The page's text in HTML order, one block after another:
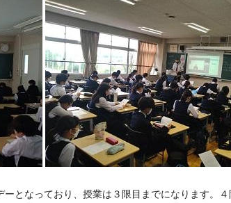
となっており、授業は３限目までになります。４